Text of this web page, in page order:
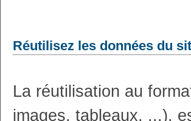
Réutilisez les données du
La réutilisation au
images, tableaux, ...),